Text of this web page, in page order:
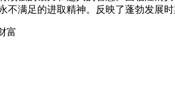
满足的进取精神。反映了蓬勃发展
富